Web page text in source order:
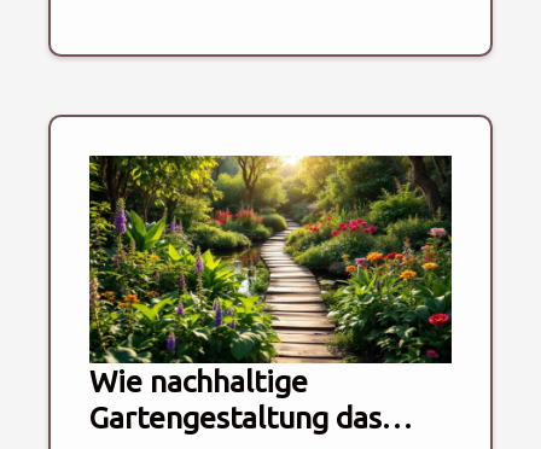
Wie nachhaltige
Gartengestaltung das